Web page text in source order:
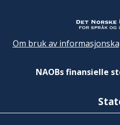
Om bruk av
NAOBs finansielle